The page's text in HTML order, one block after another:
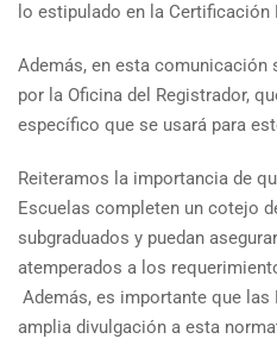
lo estipulado en la Certificación
Además, en esta comunicación
por la Oficina del Registrador,
específico que se usará para
Reiteramos la importancia de
Escuelas completen un cotejo
subgraduados y puedan
atemperados a los
Además, es importante que las
amplia divulgación a esta